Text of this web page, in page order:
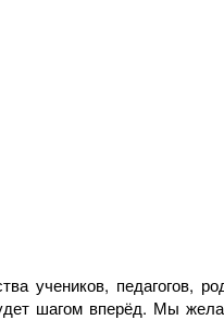
учеников, педагогов,
шагом вперёд. Мы